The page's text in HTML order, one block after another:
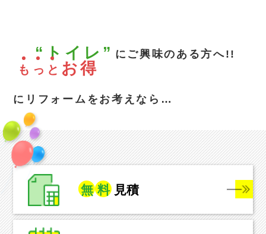
“トイレ” にご興味のある方へ!!
も っ と お得
にリフォームをお考えなら…
無 料 見積